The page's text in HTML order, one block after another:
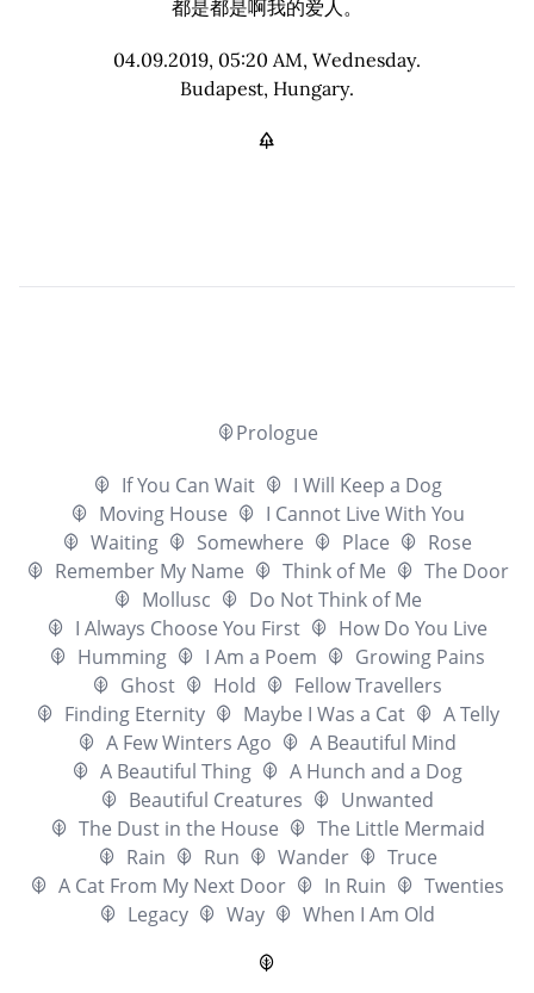
都是都是啊我的爱人。
04.09.2019, 05:20 AM, Wednesday.
Budapest, Hungary.
Prologue
If You Can Wait
I Will Keep a Dog
Moving House
I Cannot Live With You
Waiting
Somewhere Place
Rose
Remember My Name
Think of Me
The Door
Mollusc
Do Not Think of Me
I Always Choose You First
How Do You Live
Humming
I Am a Poem
Growing Pains
Ghost
Hold
Fellow Travellers
Finding Eternity
Maybe I Was a Cat
A Telly
A Few Winters Ago
A Beautiful Mind
A Beautiful Thing
A Hunch and a Dog
Beautiful Creatures
Unwanted
The Dust in the House
The Little Mermaid
Rain
Run Wander
Truce
A Cat From My Next Door
In Ruin
Twenties
Legacy
Way When I Am Old